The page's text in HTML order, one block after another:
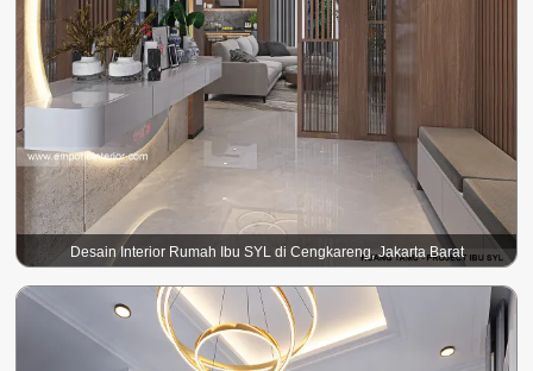
Desain Interior Rumah Ibu SYL di Cengkareng, Jakarta Barat